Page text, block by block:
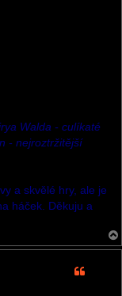
Walda - culíkaté
- nejroztržitější
a skvělé hry, ale je
háček. Děkuju a